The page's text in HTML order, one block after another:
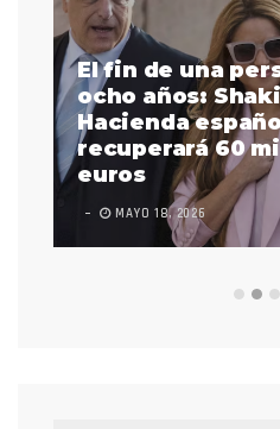
El fin de una
ocho años:
Hacienda
recuperará 60
euros
MAYO 18, 2026